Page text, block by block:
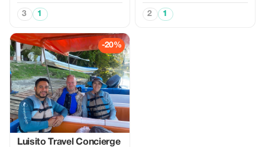
3 1 2 1
-20%
Luisito Travel Concierge